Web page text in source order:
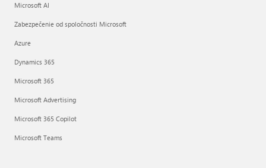
Microsoft AI
Zabezpečenie od spoločnosti Microsoft
Azure
Dynamics 365
Microsoft 365
Microsoft Advertising
Microsoft 365 Copilot
Microsoft Teams